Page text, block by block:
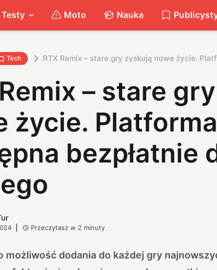
Testy Moto Nauka
Tech RTX Remix – stare gry zyskują nowe życie.
– stare
życie. Platforma
bezpłatnie
Przeczytasz w 2 minuty
możliwość dodania do każdej gry